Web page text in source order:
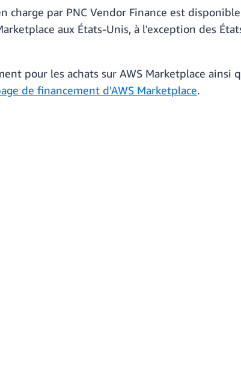
charge par PNC Vendor Finance est
aux États-Unis, à l'exception des
pour les achats sur AWS Marketplace
de financement d'AWS Marketplace.